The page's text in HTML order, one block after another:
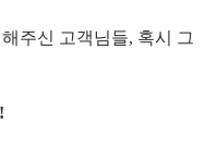
주신 고객님들, 혹시 그